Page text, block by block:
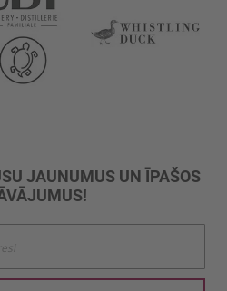
JAUNUMUS UN ĪPAŠOS